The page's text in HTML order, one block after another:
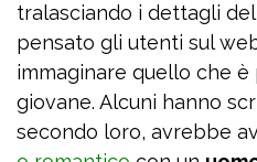
tralasciando i dettagli
pensato gli utenti sul
immaginare quello che
giovane. Alcuni hanno
secondo loro, avrebbe